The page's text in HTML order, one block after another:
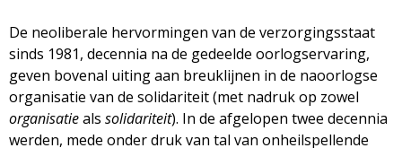
De neoliberale hervormingen van de verzorgingsstaat
sinds 1981, decennia na de gedeelde oorlogservaring,
geven bovenal uiting aan breuklijnen in de naoorlogse
organisatie van de solidariteit (met nadruk op zowel
organisatieals solidariteit). In de afgelopen twee decennia
werden, mede onder druk van tal van onheilspellende